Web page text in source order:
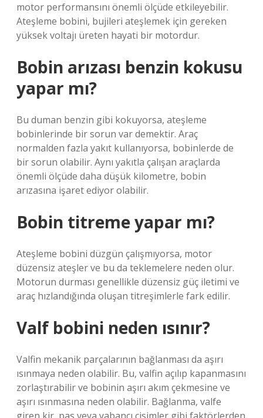
motor performansını önemli ölçüde etkileyebilir.
Ateşleme bobini, bujileri ateşlemek için gereken
yüksek voltajı üreten hayati bir motordur.
Bobin arızası benzin kokusu
yapar mı?
Bu duman benzin gibi kokuyorsa, ateşleme
bobinlerinde bir sorun var demektir. Araç
normalden fazla yakıt kullanıyorsa, bobinlerde de
bir sorun olabilir. Aynı yakıtla çalışan araçlarda
önemli ölçüde daha düşük kilometre, bobin
arızasına işaret ediyor olabilir.
Bobin titreme yapar mı?
Ateşleme bobini düzgün çalışmıyorsa, motor
düzensiz ateşler ve bu da teklemelere neden olur.
Motorun durması genellikle düzensiz güç iletimi ve
araç hızlandığında oluşan titreşimlerle fark edilir.
Valf bobini neden ısınır?
Valfin mekanik parçalarının bağlanması da aşırı
ısınmaya neden olabilir. Bu, valfin açılıp kapanmasını
zorlaştırabilir ve bobinin aşırı akım çekmesine ve
aşırı ısınmasına neden olabilir. Bağlanma, valfe